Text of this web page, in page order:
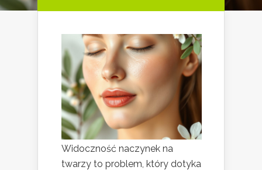
Widoczność naczynek na
twarzy to problem, który dotyka